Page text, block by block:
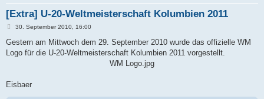
[Extra] U-20-Weltmeisterschaft Kolumbien 2011
B
i
r
30. September 2010, 16:00
Gestern am Mittwoch dem 29. September 2010 wurde das offizielle WM
Logo für die U-20-Weltmeisterschaft Kolumbien 2011 vorgestellt.
WM Logo.jpg
Eisbaer